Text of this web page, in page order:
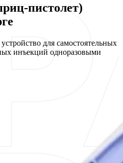
пистолет)
для самостоятельных
инъекций одноразовыми